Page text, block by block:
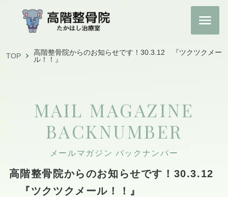
TOP
高階整骨院からのお知らせです！30.3.12 『ツクツクメー
ル！！』
MAIL MAGAZINE
BACKNUMBER
メールマガジン バックナンバー
高階整骨院からのお知らせです！30.3.12
『ツクツクメール！！』